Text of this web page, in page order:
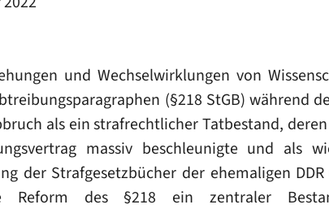
und Wechselwirklungen von
(§218 StGB) während
als ein strafrechtlicher Tatbestand,
massiv beschleunigte und als
der Strafgesetzbücher der ehemaligen
des §218 ein zentraler